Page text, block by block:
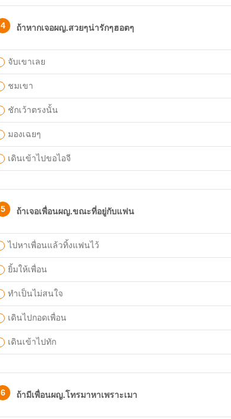
4 ถ้าหากเจอผญ.สวยๆน่ารักๆฮอตๆ
จับเขาเลย
ชมเขา
ชักเว้าตรงนั้น
มองเฉยๆ
เดินเข้าไปขอไอจี
5 ถ้าเจอเพื่อนผญ.ขณะที่อยู่กับแฟน
ไปหาเพื่อนแล้วทิ้งแฟนไว้
ยิ้มให้เพื่อน
ทำเป็นไม่สนใจ
เดินไปกอดเพื่อน
เดินเข้าไปทัก
6 ถ้ามีเพื่อนผญ.โทรมาหาเพราะเมา